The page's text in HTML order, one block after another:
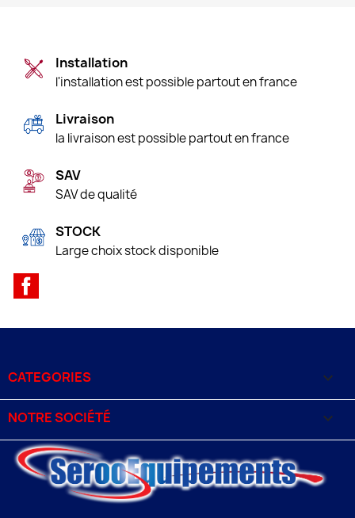
Installation
l'installation est possible partout en france
Livraison
la livraison est possible partout en france
SAV
SAV de qualité
STOCK
Large choix stock disponible
CATEGORIES 
NOTRE SOCIÉTÉ 